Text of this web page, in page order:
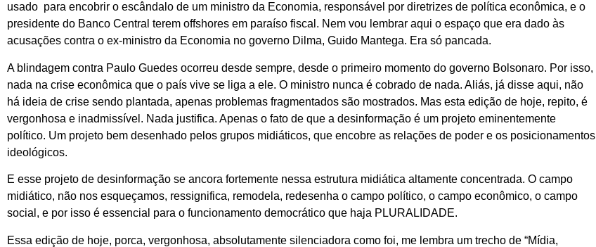
usado para encobrir o escândalo de um ministro da Economia, responsável por diretrizes de política econômica, e o
presidente do Banco Central terem offshores em paraíso fiscal. Nem vou lembrar aqui o espaço que era dado às
acusações contra o ex-ministro da Economia no governo Dilma, Guido Mantega. Era só pancada.
A blindagem contra Paulo Guedes ocorreu desde sempre, desde o primeiro momento do governo Bolsonaro. Por isso,
nada na crise econômica que o país vive se liga a ele. O ministro nunca é cobrado de nada. Aliás, já disse aqui, não
há ideia de crise sendo plantada, apenas problemas fragmentados são mostrados. Mas esta edição de hoje, repito, é
vergonhosa e inadmissível. Nada justifica. Apenas o fato de que a desinformação é um projeto eminentemente
político. Um projeto bem desenhado pelos grupos midiáticos, que encobre as relações de poder e os posicionamentos
ideológicos.
E esse projeto de desinformação se ancora fortemente nessa estrutura midiática altamente concentrada. O campo
midiático, não nos esqueçamos, ressignifica, remodela, redesenha o campo político, o campo econômico, o campo
social, e por isso é essencial para o funcionamento democrático que haja PLURALIDADE.
Essa edição de hoje, porca, vergonhosa, absolutamente silenciadora como foi, me lembra um trecho de “Mídia,